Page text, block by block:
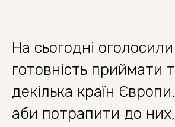
На сьогодні
готовність приймати
декілька країн
аби потрапити до них,